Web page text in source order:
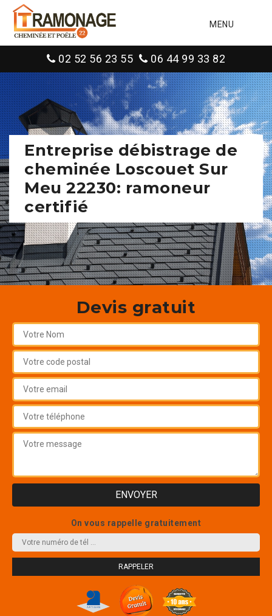
MENU
02 52 56 23 55 06 44 99 33 82
Entreprise débistrage de
cheminée Loscouet Sur
Meu 22230: ramoneur
certifié
Devis gratuit
On vous rappelle gratuitement